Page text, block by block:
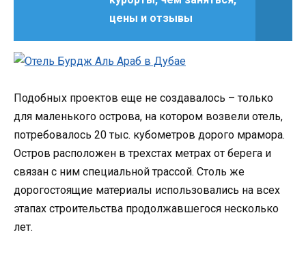
цены и отзывы
Подобных проектов еще не создавалось – только
для маленького острова, на котором возвели отель,
потребовалось 20 тыс. кубометров дорого мрамора.
Остров расположен в трехстах метрах от берега и
связан с ним специальной трассой. Столь же
дорогостоящие материалы использовались на всех
этапах строительства продолжавшегося несколько
лет.